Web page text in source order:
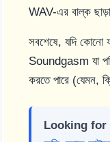
WAV-এর বাল্ক
সবশেষে, যদি কোনো
Soundgasm যা
করতে পারে (যেমন,
Looking for